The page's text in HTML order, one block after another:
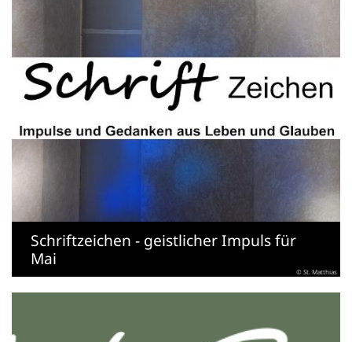
Schriftzeichen - geistlicher Impuls für
Mai
© St. Matthias